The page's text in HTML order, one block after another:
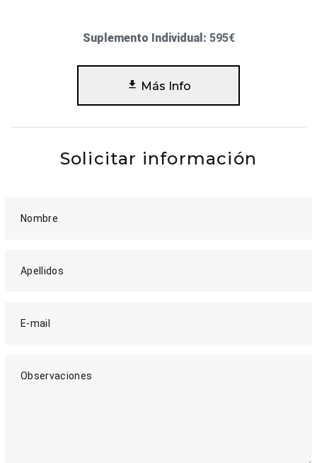
Suplemento Individual: 595€
Más Info
Solicitar información
Nombre
Apellidos
E-mail
Observaciones